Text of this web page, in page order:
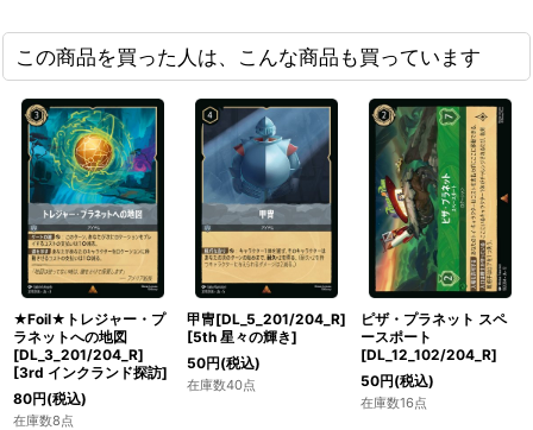
この商品を買った人は、こんな商品も買っています
★Foil★トレジャー・プ
ラネットへの地図
[DL_3_201/204_R]
[3rd インクランド探訪]
80円(税込)
在庫数8点
甲冑[DL_5_201/204_R]
[5th 星々の輝き]
50円(税込)
在庫数40点
ピザ・プラネット スペ
ースポート
[DL_12_102/204_R]
50円(税込)
在庫数16点